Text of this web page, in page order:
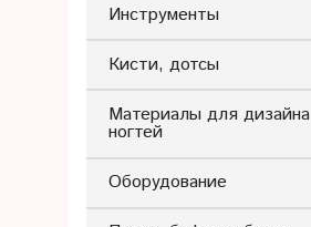
Инструменты
Кисти, дотсы
Материалы для дизайна
ногтей
Оборудование